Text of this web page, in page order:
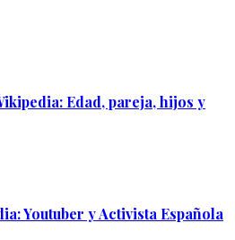
Edad, pareja, hijos y
Youtuber y Activista Española